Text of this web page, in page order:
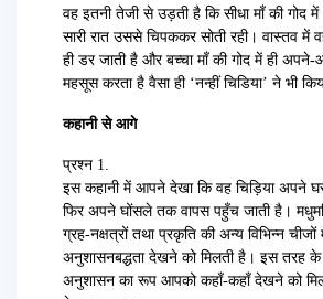
वह इतनी तेजी से उड़ती है कि सीधा माँ की
सारी रात उससे चिपककर सोती रही। वास्तव में
ही डर जाती है और बच्चा माँ की गोद में ही अपने-
महसूस करता है वैसा ही ‘नन्हीं चिडिया’ ने भी
कहानी से आगे
प्रश्न 1.
इस कहानी में आपने देखा कि वह चिड़िया अपने
फिर अपने घोंसले तक वापस पहुँच जाती है।
ग्रह-नक्षत्रों तथा प्रकृति की अन्य विभिन्न
अनुशासनबद्धता देखने को मिलती है। इस तरह के
अनुशासन का रूप आपको कहाँ-कहाँ देखने को